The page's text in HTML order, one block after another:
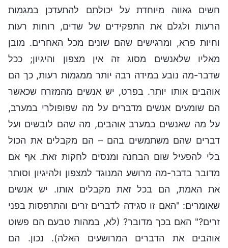
חשים גאווה מיוחדת על יכולתם להתעדכן במגמות
הרעות ולגלם את התפקידים של שדים, רוחות רעות
וחיות פרא, ומרגישים שהם שונים מכל האחרים. מובן
מאליו שלאנשים מסוג זה אין מצפון והיגיון; ככל
שדבר-מה נובע במידה רבה יותר ממגמות רעות, כך הם
אוהבים אותו יותר. בפרט, יש אנשים מהמזרח שכאשר
הם שומעים אנשים מדברים על מה שפופולרי במערב,
על מה שאנשים במערב אוהבים, מה שהם לובשים ועל
דברים שהם משתמשים בהם – הם מקבלים את הכול
בלי להפעיל שום הבחנה ומנסים לחקות זאת. אף אם
מדובר בדבר-מה מרושע המנוגד למצפון ולהיגיון וסותר
את האמת, הם בכל זאת מקבלים אותו. יש אנשים
שאומרים: "האם זו סגידה לדברים זרים והתרפסות בפני
זרים?" האם בכך מדובר? (לא, במהות טבעם הם פשוט
אוהבים את הדברים המרושעים האלה). נכון. הם